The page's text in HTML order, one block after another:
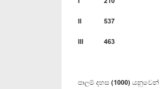
II 537
III 463
පාලම් දහස (1000)